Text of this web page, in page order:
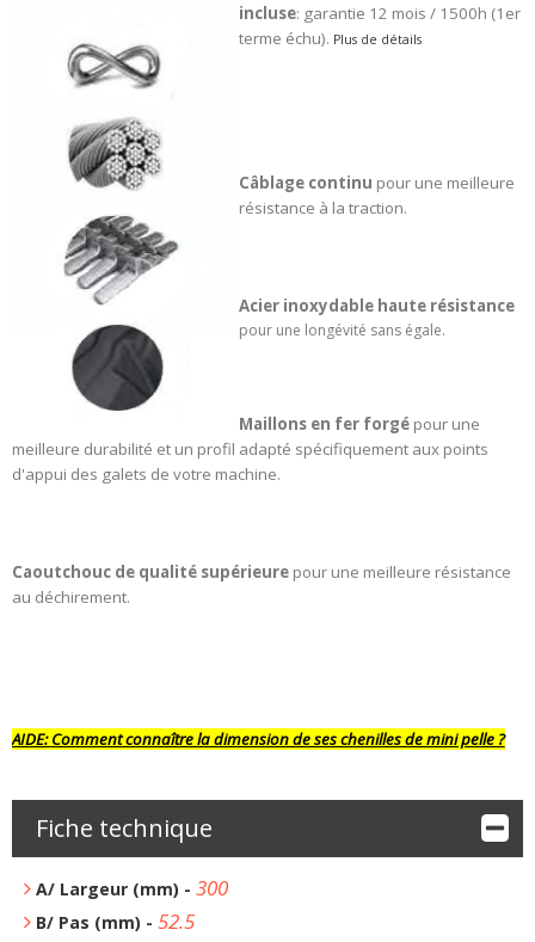
incluse: garantie 12 mois / 1500h (1er
terme échu). Plus de détails
Câblage continu pour une meilleure
résistance à la traction.
Acier inoxydable haute résistance
pour une longévité sans égale.
Maillons en fer forgépour une
meilleure durabilité et un profil adapté spécifiquement aux points
d'appui des galets de votre machine.
Caoutchouc de qualité supérieurepour une meilleure résistance
au déchirement.
AIDE:Comment connaître la dimension de ses chenilles de mini pelle ?
Fiche technique
A/ Largeur (mm) - 300
B/ Pas (mm) - 52.5